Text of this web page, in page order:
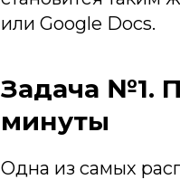
или Google Docs.
Задача №1.
минуты
Одна из самых